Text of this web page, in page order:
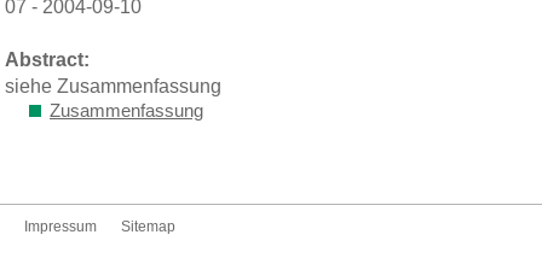
07 - 2004-09-10
Abstract:
siehe Zusammenfassung
Zusammenfassung
Impressum Sitemap